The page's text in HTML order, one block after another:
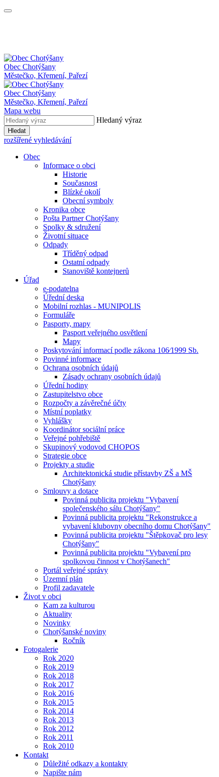
Obec Chotýšany
Městečko, Křemení, Pařezí
Obec Chotýšany
Městečko, Křemení, Pařezí
Mapa webu
Hledaný výraz
Hledat
rozšířené vyhledávání
Obec
Informace o obci
Historie
Současnost
Blízké okolí
Obecní symboly
Kronika obce
Pošta Partner Chotýšany
Spolky & sdružení
Životní situace
Odpady
Tříděný odpad
Ostatní odpady
Stanoviště kontejnerů
Úřad
e-podatelna
Úřední deska
Mobilní rozhlas - MUNIPOLIS
Formuláře
Pasporty, mapy
Pasport veřejného osvětlení
Mapy
Poskytování informací podle zákona 106⁄1999 Sb.
Povinné informace
Ochrana osobních údajů
Zásady ochrany osobních údajů
Úřední hodiny
Zastupitelstvo obce
Rozpočty a závěrečné účty
Místní poplatky
Vyhlášky
Koordinátor sociální práce
Veřejné pohřebiště
Skupinový vodovod CHOPOS
Strategie obce
Projekty a studie
Architektonická studie přístavby ZŠ a MŠ
Chotýšany
Smlouvy a dotace
Povinná publicita projektu "Vybavení
společenského sálu Chotýšany"
Povinná publicita projektu "Rekonstrukce a
vybavení klubovny obecního domu Chotýšany"
Povinná publicita projektu "Štěpkovač pro lesy
Chotýšany"
Povinná publicita projektu "Vybavení pro
spolkovou činnost v Chotýšanech"
Portál veřejné správy
Územní plán
Profil zadavatele
Život v obci
Kam za kulturou
Aktuality
Novinky
Chotýšanské noviny
Ročník
Fotogalerie
Rok 2020
Rok 2019
Rok 2018
Rok 2017
Rok 2016
Rok 2015
Rok 2014
Rok 2013
Rok 2012
Rok 2011
Rok 2010
Kontakt
Důležité odkazy a kontakty
Napište nám